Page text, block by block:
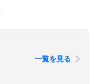
一覧を見る